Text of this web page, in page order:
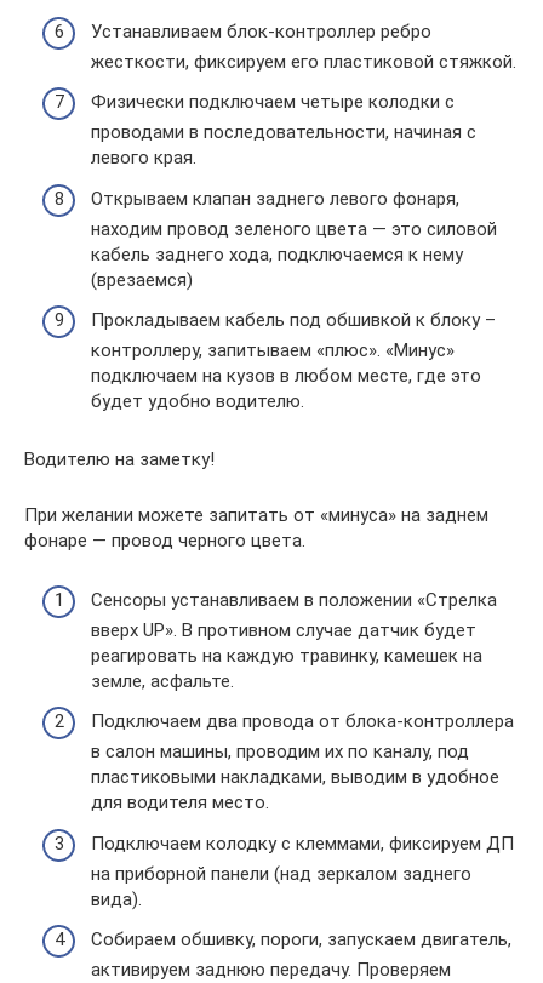
Устанавливаем блок-контроллер ребро
жесткости, фиксируем его пластиковой стяжкой.
Физически подключаем четыре колодки с
проводами в последовательности, начиная с
левого края.
Открываем клапан заднего левого фонаря,
находим провод зеленого цвета — это силовой
кабель заднего хода, подключаемся к нему
(врезаемся)
Прокладываем кабель под обшивкой к блоку –
контроллеру, запитываем «плюс». «Минус»
подключаем на кузов в любом месте, где это
будет удобно водителю.
Водителю на заметку!
При желании можете запитать от «минуса» на заднем
фонаре — провод черного цвета.
Сенсоры устанавливаем в положении «Стрелка
вверх UP». В противном случае датчик будет
реагировать на каждую травинку, камешек на
земле, асфальте.
Подключаем два провода от блока-контроллера
в салон машины, проводим их по каналу, под
пластиковыми накладками, выводим в удобное
для водителя место.
Подключаем колодку с клеммами, фиксируем ДП
на приборной панели (над зеркалом заднего
вида).
Собираем обшивку, пороги, запускаем двигатель,
активируем заднюю передачу. Проверяем